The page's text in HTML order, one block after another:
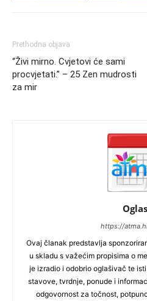
Prethodna objava
“Živi mirno. Cvjetovi će sami
procvjetati.” – 25 Zen mudrosti
za mir
https://
Ovaj članak predstavlja
u skladu s važećim propisima o
je izradio i odobrio oglašivač te
stavove, tvrdnje, ponude i
odgovornost za točnost,